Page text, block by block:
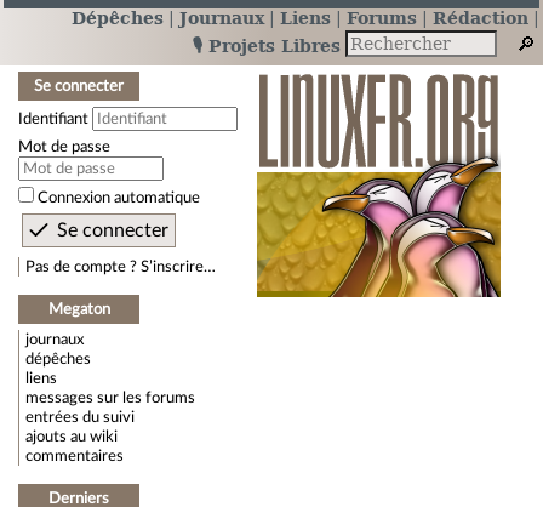
Dépêches Journaux Liens Forums
Rédaction
🎙️ Projets Libres
Se connecter
Identifiant
Mot de passe
Connexion automatique
Pas de compte ? S’inscrire…
Megaton
journaux
dépêches
liens
messages sur les forums
entrées du suivi
ajouts au wiki
commentaires
Derniers